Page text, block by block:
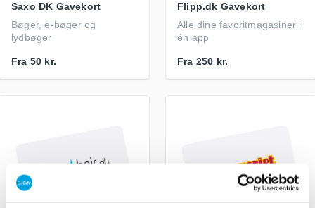
Saxo DK Gavekort
Bøger, e-bøger og
lydbøger
Fra 50 kr.
Flipp.dk Gavekort
Alle dine favoritmagasiner i
én app
Fra 250 kr.